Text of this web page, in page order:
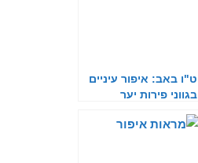
ט"ו באב: איפור עיניים
בגווני פירות יער